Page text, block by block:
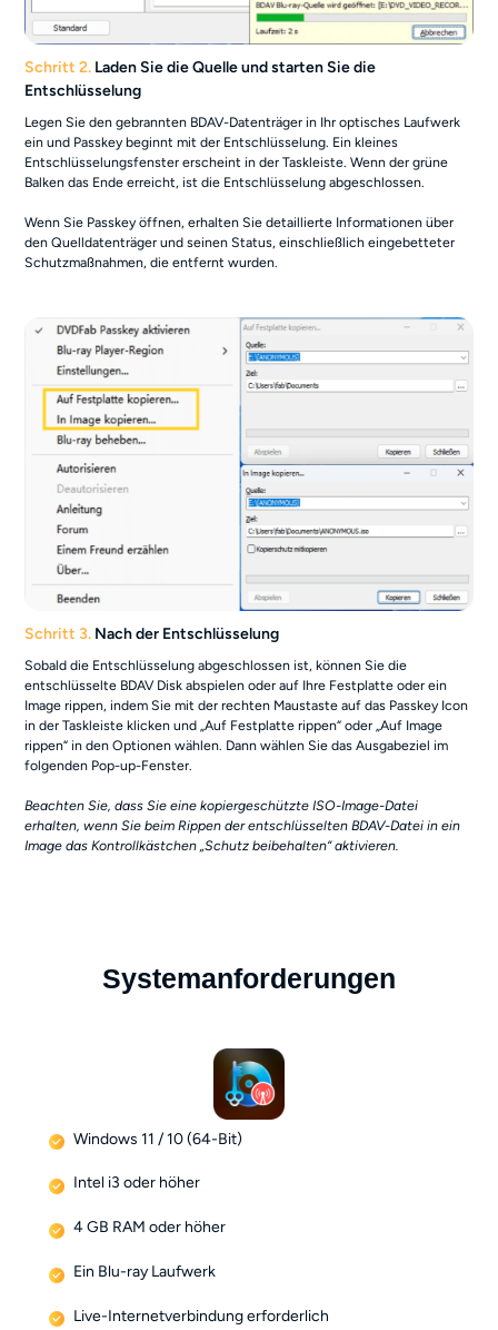
Schritt 2. Laden Sie die Quelle und starten Sie die
Entschlüsselung
Legen Sie den gebrannten BDAV-Datenträger in Ihr optisches Laufwerk
ein und Passkey beginnt mit der Entschlüsselung. Ein kleines
Entschlüsselungsfenster erscheint in der Taskleiste. Wenn der grüne
Balken das Ende erreicht, ist die Entschlüsselung abgeschlossen.
Wenn Sie Passkey öffnen, erhalten Sie detaillierte Informationen über
den Quelldatenträger und seinen Status, einschließlich eingebetteter
Schutzmaßnahmen, die entfernt wurden.
Schritt 3. Nach der Entschlüsselung
Sobald die Entschlüsselung abgeschlossen ist, können Sie die
entschlüsselte BDAV Disk abspielen oder auf Ihre Festplatte oder ein
Image rippen, indem Sie mit der rechten Maustaste auf das Passkey Icon
in der Taskleiste klicken und „Auf Festplatte rippen“ oder „Auf Image
rippen“ in den Optionen wählen. Dann wählen Sie das Ausgabeziel im
folgenden Pop-up-Fenster.
Beachten Sie, dass Sie eine kopiergeschützte ISO-Image-Datei
erhalten, wenn Sie beim Rippen der entschlüsselten BDAV-Datei in ein
Image das Kontrollkästchen „Schutz beibehalten“ aktivieren.
Systemanforderungen
Windows 11 / 10 (64-Bit)
Intel i3 oder höher
4 GB RAM oder höher
Ein Blu-ray Laufwerk
Live-Internetverbindung erforderlich